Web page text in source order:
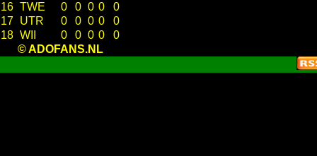
16 TWE 0 0 0 0
0
17 UTR 0 0 0 0
0
18 WII 0 0 0 0
0
© ADOFANS.NL